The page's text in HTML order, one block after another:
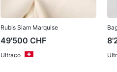
Rubis Siam Marquise
49'500 CHF
Ultraco